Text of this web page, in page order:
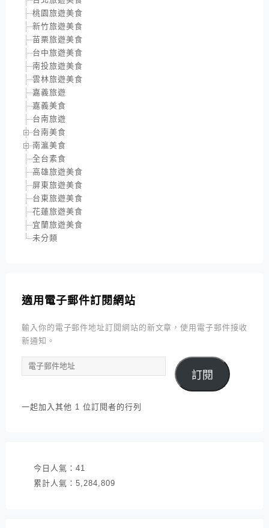
桃園旅遊美食
新竹旅遊美食
苗栗旅遊美食
台中旅遊美食
南投旅遊美食
雲林旅遊美食
嘉義旅遊
嘉義美食
台南旅遊
台南美食
南瀛美食
全台素食
高雄旅遊美食
屏東旅遊美食
台東旅遊美食
花蓮旅遊美食
宜蘭旅遊美食
未分類
適用電子郵件訂閱網站
輸入你的電子郵件地址訂閱網站的新文章，使用電子郵件接收
新通知。
電
子
件
訂閱
一起加入其他 1 位訂閱者的行列
今日人氣： 41
累計人氣： 5,284,809